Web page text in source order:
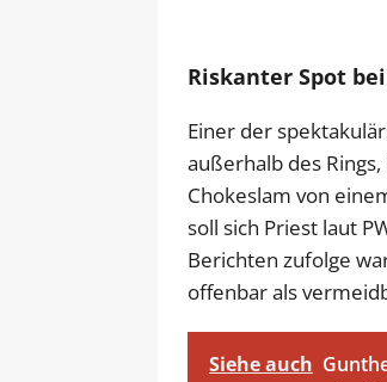
Riskanter Spot
Einer der
außerhalb des
Chokeslam von
soll sich Priest laut
Berichten zufolge
offenbar als
Siehe auch